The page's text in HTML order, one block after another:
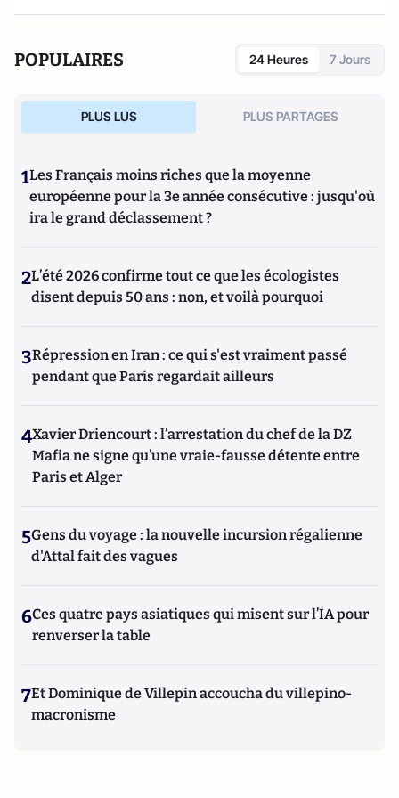
POPULAIRES 24 Heures 7 Jours
PLUS LUS PLUS PARTAGES
1Les Français moins riches que la moyenne
européenne pour la 3e année consécutive : jusqu'où
ira le grand déclassement ?
2L’été 2026 confirme tout ce que les écologistes
disent depuis 50 ans : non, et voilà pourquoi
3Répression en Iran : ce qui s'est vraiment passé
pendant que Paris regardait ailleurs
4Xavier Driencourt : l’arrestation du chef de la DZ
Mafia ne signe qu’une vraie-fausse détente entre
Paris et Alger
5Gens du voyage : la nouvelle incursion régalienne
d'Attal fait des vagues
6Ces quatre pays asiatiques qui misent sur l’IA pour
renverser la table
7Et Dominique de Villepin accoucha du villepino-
macronisme